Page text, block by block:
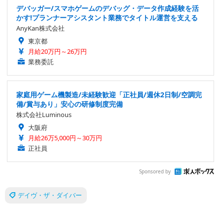
デバッガー/スマホゲームのデバッグ・データ作成経験を活
かす!プランナーアシスタント業務でタイトル運営を支える
AnyKan株式会社
東京都
月給20万円～26万円
業務委託
家庭用ゲーム機製造/未経験歓迎「正社員/週休2日制/空調完
備/賞与あり」安心の研修制度完備
株式会社Luminous
大阪府
月給26万5,000円～30万円
正社員
Sponsored by
デイヴ・ザ・ダイバー